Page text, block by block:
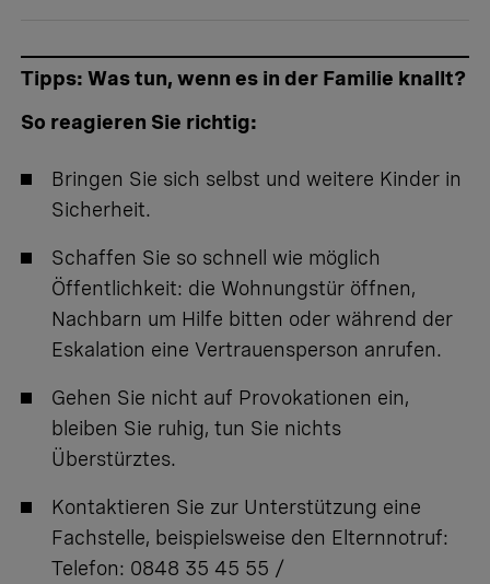
Tipps: Was tun, wenn es in der Familie knallt?
So reagieren Sie richtig:
Bringen Sie sich selbst und weitere Kinder in
Sicherheit.
Schaffen Sie so schnell wie möglich
Öffentlichkeit: die Wohnungstür öffnen,
Nachbarn um Hilfe bitten oder während der
Eskalation eine Vertrauensperson anrufen.
Gehen Sie nicht auf Provokationen ein,
bleiben Sie ruhig, tun Sie nichts
Überstürztes.
Kontaktieren Sie zur Unterstützung eine
Fachstelle, beispielsweise den Elternnotruf:
Telefon: 0848 35 45 55 /